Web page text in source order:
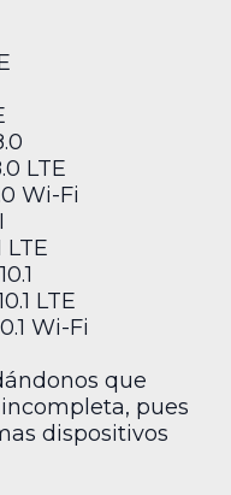
LTE
Wi-Fi
LTE
LTE
Wi-Fi
que
pues
dispositivos